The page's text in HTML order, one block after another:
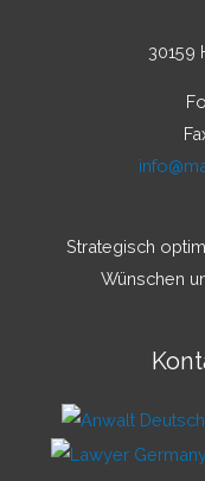
30159
Strategisch
Wünschen